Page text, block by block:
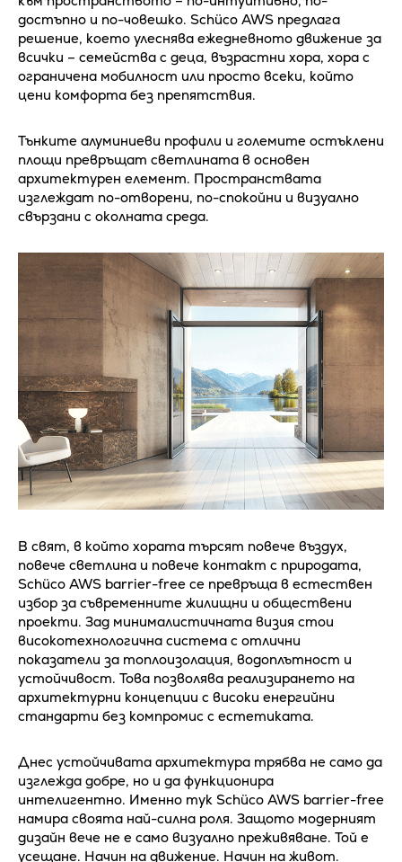
достъпно и по-човешко. Schüco AWS предлага
решение, което улеснява ежедневното движение за
всички – семейства с деца, възрастни хора, хора с
ограничена мобилност или просто всеки, който
цени комфорта без препятствия.
Тънките алуминиеви профили и големите остъклени
площи превръщат светлината в основен
архитектурен елемент. Пространствата
изглеждат по-отворени, по-спокойни и визуално
свързани с околната среда.
В свят, в който хората търсят повече въздух,
повече светлина и повече контакт с природата,
Schüco AWS barrier-free се превръща в естествен
избор за съвременните жилищни и обществени
проекти. Зад минималистичната визия стои
високотехнологична система с отлични
показатели за топлоизолация, водоплътност и
устойчивост. Това позволява реализирането на
архитектурни концепции с високи енергийни
стандарти без компромис с естетиката.
Днес устойчивата архитектура трябва не само да
изглежда добре, но и да функционира
интелигентно. Именно тук Schüco AWS barrier-free
намира своята най-силна роля. Защото модерният
дизайн вече не е само визуално преживяване. Той е
усещане. Начин на движение. Начин на живот.